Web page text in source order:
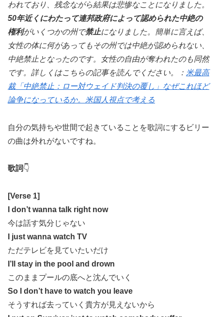
われており、残念ながら結果は悲惨なことになりました。
50年近くにわたって連邦政府によって認められた中絶の
権利がいくつかの州で禁止になりました。簡単に言えば、
女性の体に何があってもその州では中絶が認められない、
中絶禁止となったのです。女性の自由が奪われたのも同然
です。詳しくはこちらの記事を読んでください。： 米最高
裁「中絶禁止：ロー対ウェイド判決の覆し」なぜこれほど
論争になっているか。米国人視点で考える
自分の気持ちや世間で起きていることを歌詞にするビリー
の曲は外れがないですね。
歌詞👇
[Verse 1]
I don’t wanna talk right now
今は話す気分じゃない
I just wanna watch TV
ただテレビを見ていたいだけ
I’ll stay in the pool and drown
このままプールの底へと沈んでいく
So I don’t have to watch you leave
そうすれば去っていく貴方が見えないから